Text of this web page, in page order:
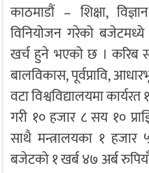
काठमाडौं – शिक्षा,
विनियोजन गरेको
खर्च हुने भएको छ । करिब
बालविकास, पूर्वप्रावि,
वटा विश्वविद्यालयमा
गरी १० हजार ८ सय १०
साथै मन्त्रालयका १ हजार
बजेटको १ खर्ब ४७ अर्ब